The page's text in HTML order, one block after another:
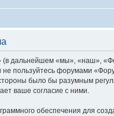
дальнейшем «мы», «наш»,
не пользуйтесь форумами
было бы разумным
ваше согласие с ними.
обеспечения для